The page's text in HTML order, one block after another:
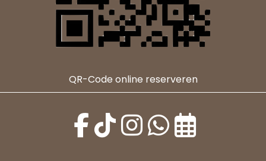
QR-Code online reserveren